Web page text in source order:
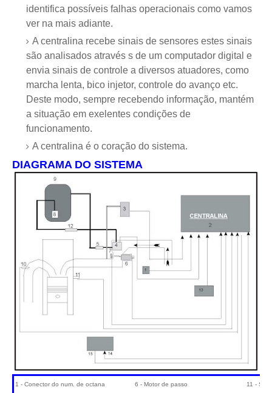
identifica possíveis falhas operacionais como vamos
ver na mais adiante.
A centralina recebe sinais de sensores estes sinais
são analisados através s de um computador digital e
envia sinais de controle a diversos atuadores, como
marcha lenta, bico injetor, controle do avanço etc.
Deste modo, sempre recebendo informação, mantém
a situação em exelentes condições de
funcionamento.
A centralina é o coração do sistema.
DIAGRAMA DO SISTEMA
1 - Conector do num. de octana 6 - Motor de passo 11 -